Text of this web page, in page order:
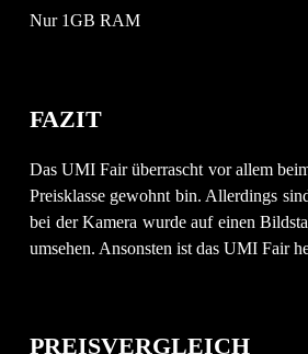
Nur 1GB RAM
FAZIT
Das UMI Fair überrascht vor allem
Preisklasse gewohnt bin. Allerdings
bei der Kamera wurde auf einen
umsehen. Ansonsten ist das UMI Fair
PREISVERGLEICH